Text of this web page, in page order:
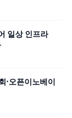
일상 인프라
·오픈이노베이